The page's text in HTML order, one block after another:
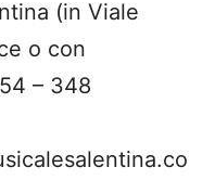
(in Viale
o con
– 348